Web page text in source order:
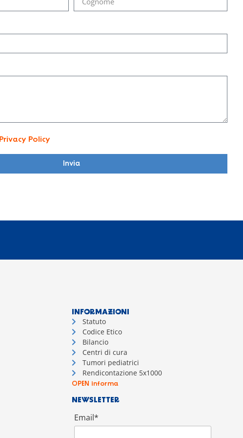
Privacy Policy
Invia
INFORMAZIONI
Statuto
Codice Etico
Bilancio
Centri di cura
Tumori pediatrici
Rendicontazione 5x1000
OPEN informa
NEWSLETTER
Email*